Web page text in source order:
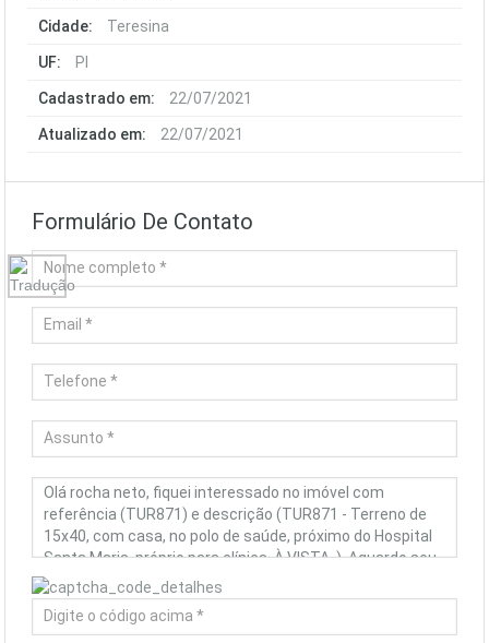
Cidade: Teresina
UF: PI
Cadastrado em: 22/07/2021
Atualizado em: 22/07/2021
Formulário De Contato